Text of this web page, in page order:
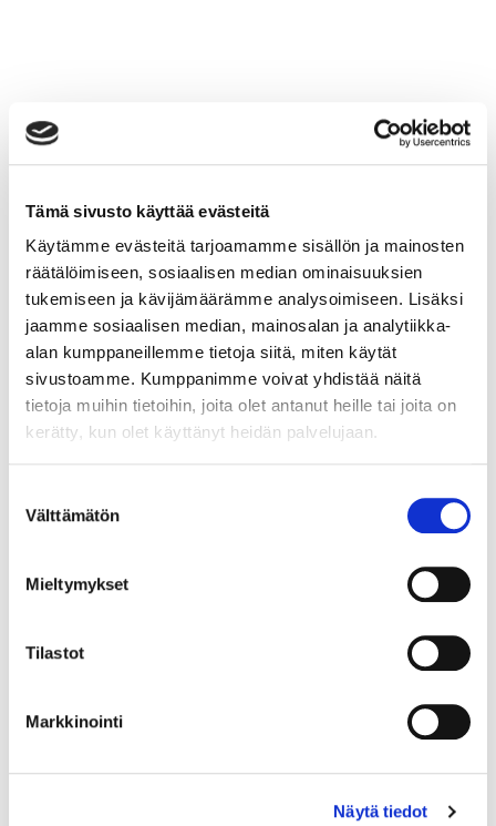
Tämä sivusto käyttää evästeitä
Käytämme evästeitä tarjoamamme sisällön ja mainosten
räätälöimiseen, sosiaalisen median ominaisuuksien
tukemiseen ja kävijämäärämme analysoimiseen. Lisäksi
jaamme sosiaalisen median, mainosalan ja analytiikka-
alan kumppaneillemme tietoja siitä, miten käytät
sivustoamme. Kumppanimme voivat yhdistää näitä
tietoja muihin tietoihin, joita olet antanut heille tai joita on
kerätty, kun olet käyttänyt heidän palvelujaan.
valinta
Välttämätön
Mieltymykset
Tilastot
Markkinointi
Näytä tiedot